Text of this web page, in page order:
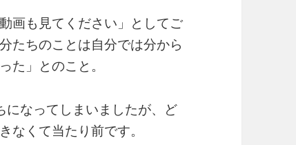
画も見てください」としてご
たちのことは自分では分から
た」とのこと。
になってしまいましたが、ど
なくて当たり前です。